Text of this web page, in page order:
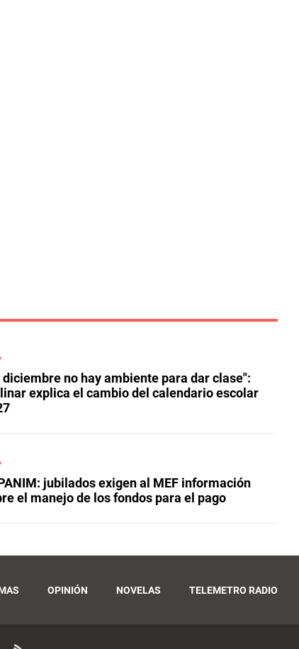
diciembre no hay ambiente para dar clase":
explica el cambio del calendario escolar
jubilados exigen al MEF información
el manejo de los fondos para el pago
OPINIÓN NOVELAS TELEMETRO RADIO